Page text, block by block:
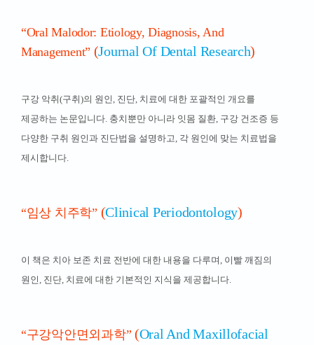
“Oral Malodor: Etiology, Diagnosis, And
Management” (Journal Of Dental Research)
구강 악취(구취)의 원인, 진단, 치료에 대한 포괄적인 개요를
제공하는 논문입니다. 충치뿐만 아니라 잇몸 질환, 구강 건조증 등
다양한 구취 원인과 진단법을 설명하고, 각 원인에 맞는 치료법을
제시합니다.
“임상 치주학” (Clinical Periodontology)
이 책은 치아 보존 치료 전반에 대한 내용을 다루며, 이빨 깨짐의
원인, 진단, 치료에 대한 기본적인 지식을 제공합니다.
“구강악안면외과학”(Oral And Maxillofacial